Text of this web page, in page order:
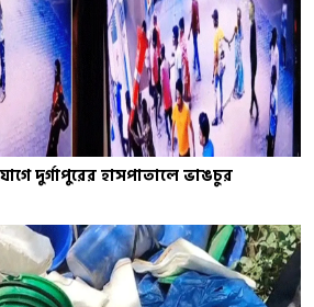
দুর্গাপুরের হাসপাতালে ভাঙচুর